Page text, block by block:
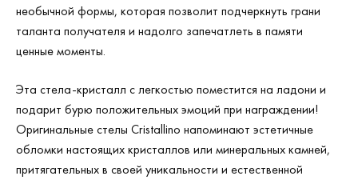
необычной формы, которая позволит подчеркнуть грани
таланта получателя и надолго запечатлеть в памяти
ценные моменты.
Эта стела-кристалл с легкостью поместится на ладони и
подарит бурю положительных эмоций при награждении!
Оригинальные стелы Cristallino напоминают эстетичные
обломки настоящих кристаллов или минеральных камней,
притягательных в своей уникальности и естественной